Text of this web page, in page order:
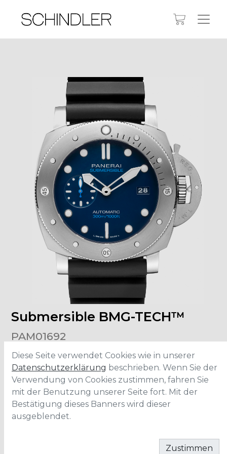
Submersible BMG-TECH™
PAM01692
Grösse:
47mm
BMG-Tech™
Wasserdichtigkeit:
300 Meter
Uhrwerk
P.9010
Diese Seite verwendet Cookies wie in unserer
Datenschutzerklärung beschrieben. Wenn Sie der
Verwendung von Cookies zustimmen, fahren Sie
mit der Benutzung unserer Seite fort. Mit der
Bestätigung dieses Banners wird dieser
ausgeblendet.
Zustimmen